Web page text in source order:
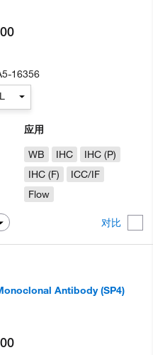
对比
应用
WB
IHC
IHC (P)
IHC (F)
ICC/IF
Flow
16356
Antibody (SP4)